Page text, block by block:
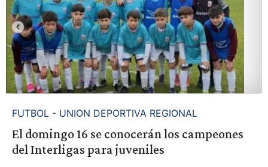
FUTBOL - UNION DEPORTIVA REGIONAL
El domingo 16 se conocerán los campeones
del Interligas para juveniles